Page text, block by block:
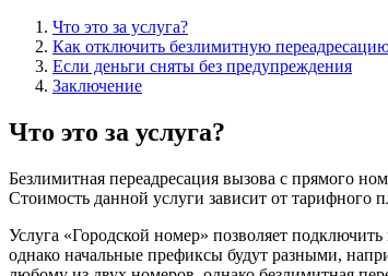
Что это за услуга?
Как отключить безлимитную
Если деньги сняты без предупреждения
Заключение
Что это за услуга?
Безлимитная переадресация вызова с прямого
Стоимость данной услуги зависит от тарифного
Услуга «Городской номер» позволяет
однако начальные префиксы будут разными,